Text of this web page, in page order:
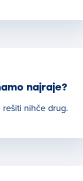
najraje?
nihče drug.